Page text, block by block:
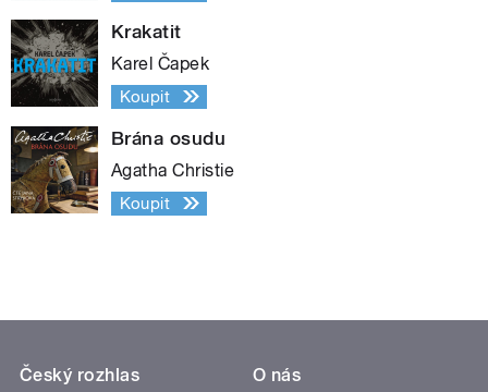
Krakatit
Karel Čapek
Koupit
Brána osudu
Agatha Christie
Koupit
Český rozhlas
O nás